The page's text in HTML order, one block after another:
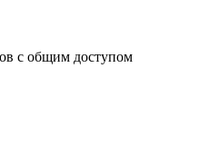
с общим доступом